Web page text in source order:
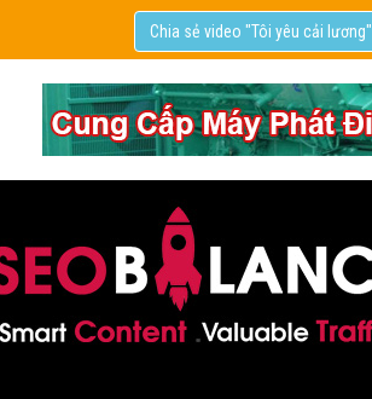
Chia sẻ video "Tôi yêu cải lương".